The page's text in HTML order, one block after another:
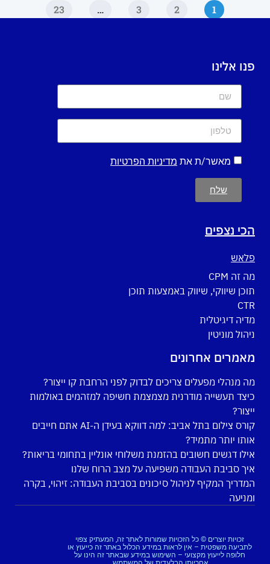
1
2
3
…
23
פנו אלינו
מאשר/ת את מדיניות הפרטיות
שלח
הכי נצפים
פלאש
מה זה CPM
תוכן שיווקי, שיווק באמצעות תוכן
CTR
מדיה דיגיטלית
ניהול מוניטין
מאמרים אחרונים
מה מנהלי מפעלים צריכים לבדוק לפני הרחבת קו ייצור?
כיצד תעשייה מודרנית מצמצמת חשיפה למזהמים באולמות
ייצור?
קורס צילום בתל אביב: למה דווקא בעידן ה-AI אתם חייבים
אותו יותר מתמיד?
אילו דגשים חשובים בהזמנת משלוחי אונליין בתחומי בריאות?
איך סביבת העבודה משפיעה על מצב הרוח שלנו
המדריך המקיף לניהול סיכונים בסביבת העבודה: זיהוי, בקרה
ומניעה
זכויות יוצרים © כל הזכויות שמורות לאתר זה, המעתיק צפוי
לתביעה משפטית – אין לראות במידע הכלול באתר זה כייעוץ או
חלופה לייעוץ מקצועי – השימוש במידע שבאתר זה הינו על